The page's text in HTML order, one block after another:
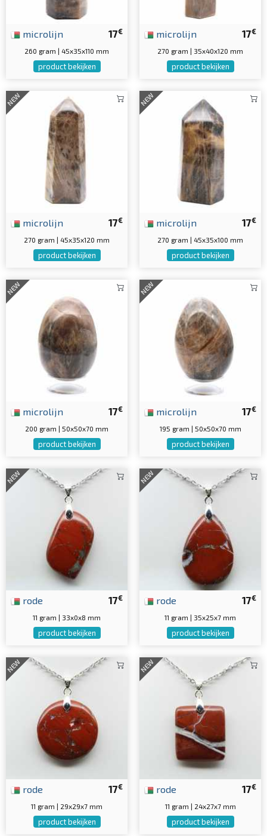
17€
microlijn
260 gram | 45x35x110 mm
product bekijken
17€
microlijn
270 gram | 35x40x120 mm
product bekijken
NEW
17€
microlijn
270 gram | 45x35x120 mm
product bekijken
NEW
17€
microlijn
270 gram | 45x35x100 mm
product bekijken
NEW
17€
microlijn
200 gram | 50x50x70 mm
product bekijken
NEW
17€
microlijn
195 gram | 50x50x70 mm
product bekijken
NEW
17€
rode
11 gram | 33x0x8 mm
product bekijken
NEW
17€
rode
11 gram | 35x25x7 mm
product bekijken
NEW
17€
rode
11 gram | 29x29x7 mm
product bekijken
NEW
17€
rode
11 gram | 24x27x7 mm
product bekijken